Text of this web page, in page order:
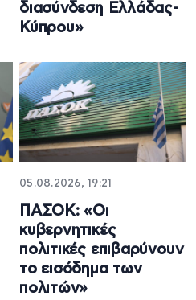
διασύνδεση Ελλάδας-
Κύπρου»
05.08.2026, 19:21
ΠΑΣΟΚ: «Οι
κυβερνητικές
πολιτικές επιβαρύνουν
το εισόδημα των
πολιτών»